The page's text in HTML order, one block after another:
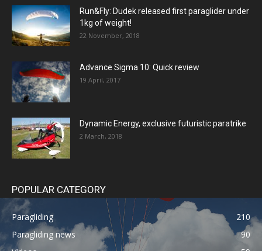
Run&Fly: Dudek released first paraglider under
1kg of weight!
22 November, 2018
Advance Sigma 10: Quick review
19 April, 2017
Dynamic Energy, exclusive futuristic paratrike
2 March, 2018
POPULAR CATEGORY
Paragliding
210
Paragliding news
90